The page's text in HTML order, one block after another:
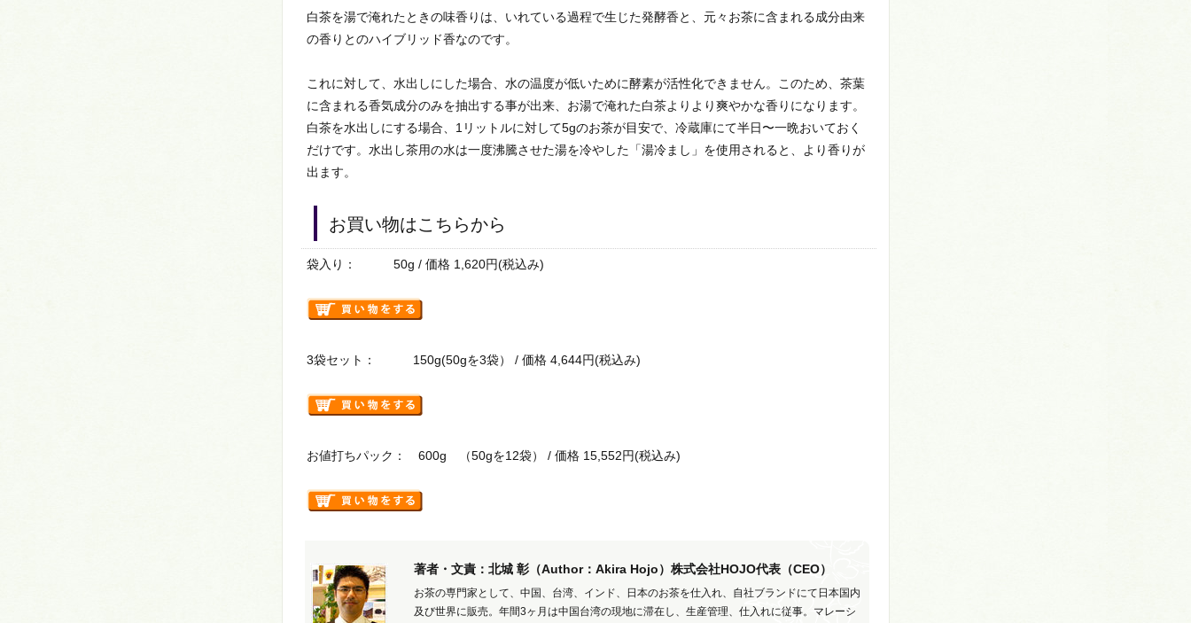
白茶を湯で淹れたときの味香りは、いれている過程で生じた発酵香と、元々お茶に含まれる成分由来
の香りとのハイブリッド香なのです。
これに対して、水出しにした場合、水の温度が低いために酵素が活性化できません。このため、茶葉
に含まれる香気成分のみを抽出する事が出来、お湯で淹れた白茶よりより爽やかな香りになります。
白茶を水出しにする場合、1リットルに対して5gのお茶が目安で、冷蔵庫にて半日〜一晩おいておく
だけです。水出し茶用の水は一度沸騰させた湯を冷やした「湯冷まし」を使用されると、より香りが
出ます。
お買い物はこちらから
袋入り： 50g / 価格 1,620円(税込み)
3袋セット： 150g(50gを3袋） / 価格 4,644円(税込み)
お値打ちパック： 600g （50gを12袋） / 価格 15,552円(税込み)
著者・文責：北城 彰（Author：Akira Hojo）株式会社HOJO代表（CEO）
お茶の専門家として、中国、台湾、インド、日本のお茶を仕入れ、自社ブランドにて日本国内
及び世界に販売。年間3ヶ月は中国台湾の現地に滞在し、生産管理、仕入れに従事。マレーシ